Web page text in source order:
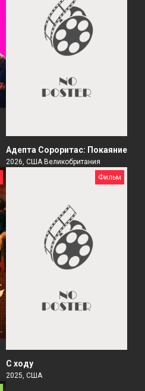
Адепта Сороритас: Покаяние
2026, США Великобритания
Фильм
С ходу
2025, США